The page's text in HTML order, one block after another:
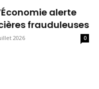
alerte
frauduleuses
2026 0